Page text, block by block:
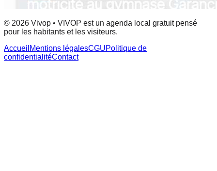
© 2026 Vivop • VIVOP est un agenda local gratuit pensé
pour les habitants et les visiteurs.
Accueil Mentions légalesCGUPolitique de
confidentialitéContact